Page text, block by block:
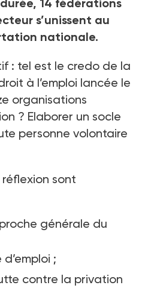
14 fédérations
s’unissent au
nationale.
: tel est le credo de la
à l’emploi lancée le
organisations
? Elaborer un socle
personne volontaire
sont
générale du
;
contre la privation